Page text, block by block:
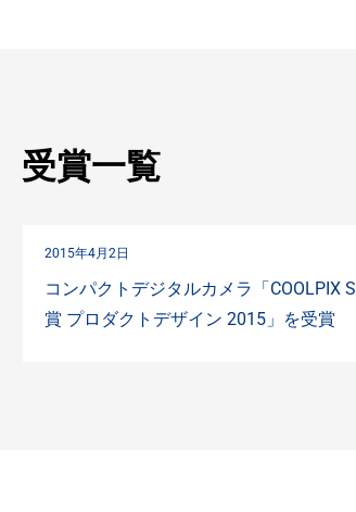
受賞一覧
2015年4月2日
コンパクトデジタルカメラ「COOLPIX
賞 プロダクトデザイン 2015」を受賞